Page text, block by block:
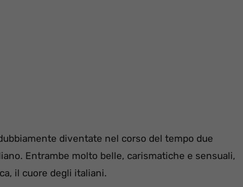
diventate nel corso del tempo due
Entrambe molto belle, carismatiche e sensuali,
il cuore degli italiani.